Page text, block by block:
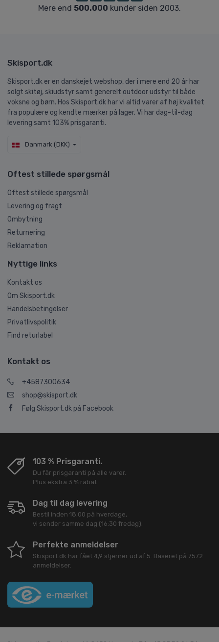
Mere end 500.000 kunder siden 2003.
Skisport.dk
Skisport.dk er en danskejet webshop, der i mere end 20 år har
solgt skitøj, skiudstyr samt generelt outdoor udstyr til både
voksne og børn. Hos Skisport.dk har vi altid varer af høj kvalitet
fra populære og kendte mærker på lager. Vi har dag-til-dag
levering samt 103% prisgaranti.
Danmark (DKK)
Oftest stillede spørgsmål
Oftest stillede spørgsmål
Levering og fragt
Ombytning
Returnering
Reklamation
Nyttige links
Kontakt os
Om Skisport.dk
Handelsbetingelser
Privatlivspolitik
Find returlabel
Kontakt os
+4587300634
shop@skisport.dk
Følg Skisport.dk på Facebook
103 % Prisgaranti.
Du får prisgaranti på alle varer.
Plus ekstra 3 % rabat
Dag til dag levering
Bestil inden 18:00 på hverdage,
vi sender samme dag (16:30 fredag).
Perfekte anmeldelser
Skisport.dk har fået 4,9 stjerner ud af 5. Baseret på 7572
anmeldelser.